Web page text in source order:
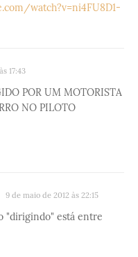
watch?v=ni4FU8D1-
17:43
POR UM MOTORISTA
NO PILOTO
9 de maio de 2012 às 22:15
"dirigindo" está entre